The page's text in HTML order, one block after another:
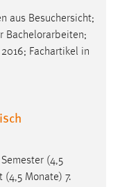
aus Besuchersicht;
Bachelorarbeiten;
Fachartikel in
(4,5
(4,5 Monate) 7.